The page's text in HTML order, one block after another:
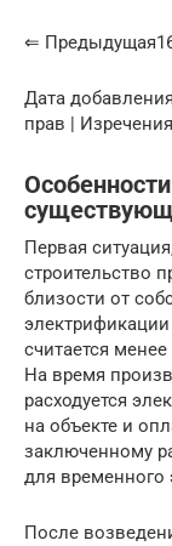
⇐
Дата
прав |
Первая
строительство
близости от
считается
На время
расходуется
на объекте и
заключенному
для временного
После